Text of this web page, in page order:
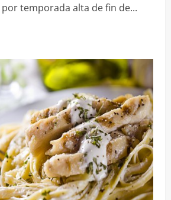
temporada alta de fin de...